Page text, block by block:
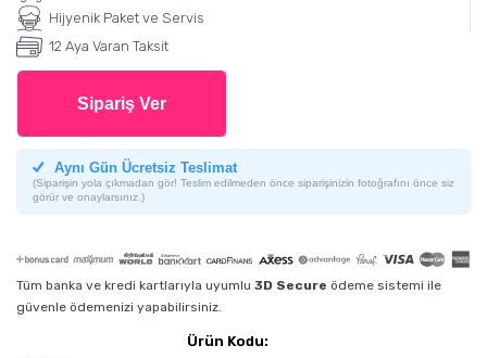
Hijyenik Paket ve Servis
12 Aya Varan Taksit
Sipariş Ver
Aynı Gün Ücretsiz Teslimat
(Siparişin yola çıkmadan gör! Teslim edilmeden önce siparişinizin fotoğrafını önce siz
görür ve onaylarsınız.)
Tüm banka ve kredi kartlarıyla uyumlu 3D Secure ödeme sistemi ile
güvenle ödemenizi yapabilirsiniz.
Ürün Kodu: